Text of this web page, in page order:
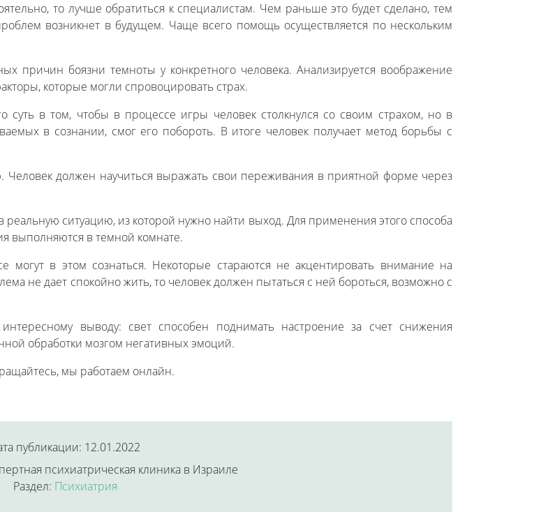
то лучше обратиться к специалистам. Чем раньше это будет сделано, тем
возникнет в будущем. Чаще всего помощь осуществляется по нескольким
причин боязни темноты у конкретного человека. Анализируется воображение
которые могли спровоцировать страх.
в том, чтобы в процессе игры человек столкнулся со своим страхом, но в
в сознании, смог его побороть. В итоге человек получает метод борьбы с
Человек должен научиться выражать свои переживания в приятной форме через
ситуацию, из которой нужно найти выход. Для применения этого способа
выполняются в темной комнате.
в этом сознаться. Некоторые стараются не акцентировать внимание на
не дает спокойно жить, то человек должен пытаться с ней бороться, возможно с
выводу: свет способен поднимать настроение за счет снижения
обработки мозгом негативных эмоций.
мы работаем онлайн.
публикации: 12.01.2022
психиатрическая клиника в Израиле
Раздел: Психиатрия